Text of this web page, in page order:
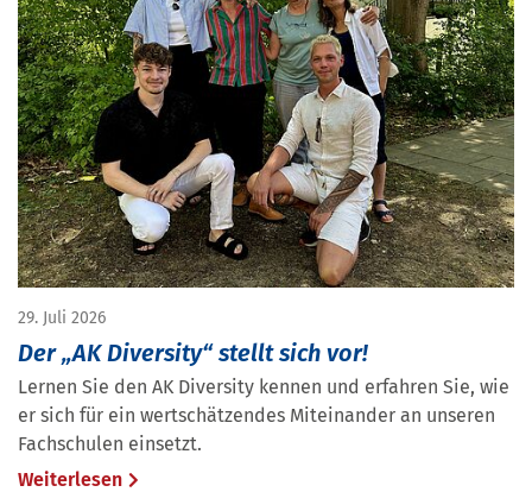
29. Juli 2026
Der „AK Diversity“ stellt sich vor!
Lernen Sie den AK Diversity kennen und erfahren Sie, wie
er sich für ein wertschätzendes Miteinander an unseren
Fachschulen einsetzt.
Weiterlesen